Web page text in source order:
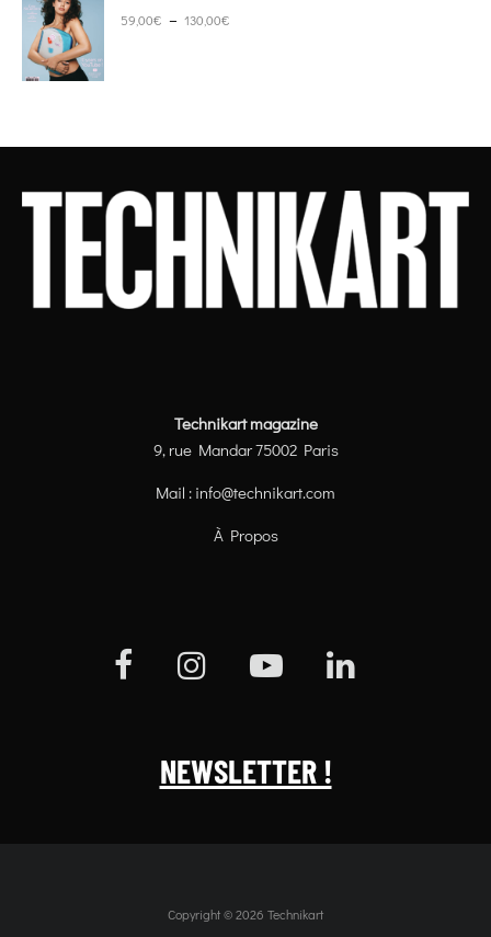
59,00€ – 130,00€
Technikart magazine
9, rue Mandar 75002 Paris
Mail : info@technikart.com
À Propos
NEWSLETTER !
Copyright © 2026 Technikart